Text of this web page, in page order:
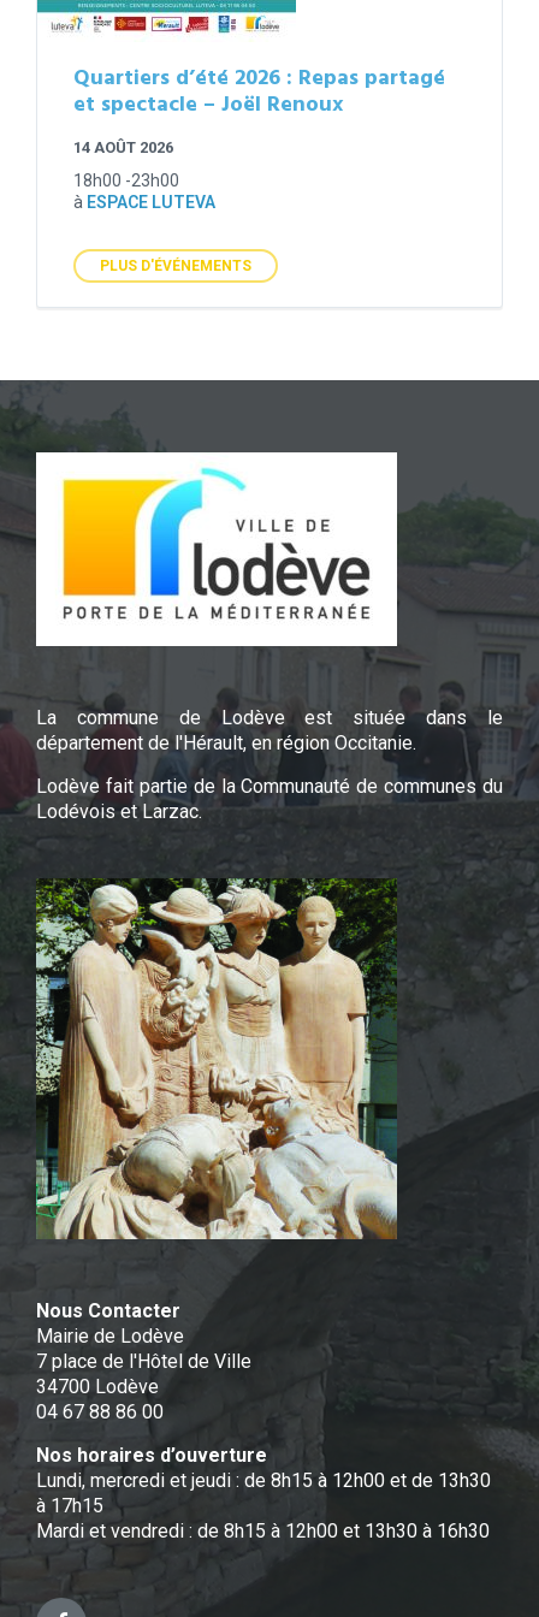
Quartiers d’été 2026 : Repas partagé
et spectacle – Joël Renoux
14 AOÛT 2026
18h00 -23h00
à ESPACE LUTEVA
PLUS D'ÉVÉNEMENTS
La commune de Lodève est située dans le
département de l'Hérault, en région Occitanie.
Lodève fait partie de la Communauté de communes du
Lodévois et Larzac.
Nous Contacter
Mairie de Lodève
7 place de l'Hôtel de Ville
34700 Lodève
04 67 88 86 00
Nos horaires d’ouverture
Lundi, mercredi et jeudi : de 8h15 à 12h00 et de 13h30
à 17h15
Mardi et vendredi : de 8h15 à 12h00 et 13h30 à 16h30